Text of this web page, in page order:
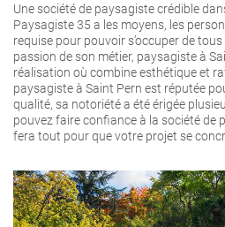
Une société de paysagiste crédible
Paysagiste 35 a les moyens, les
requise pour pouvoir s’occuper de
passion de son métier, paysagiste à
réalisation où combine esthétique et
paysagiste à Saint Pern est réputée
qualité, sa notoriété a été érigée
pouvez faire confiance à la société de
fera tout pour que votre projet se